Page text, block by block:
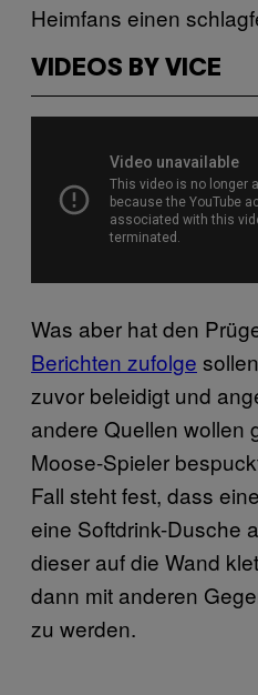
Heimfans einen
VIDEOS BY VICE
Was aber hat den
Berichten zufolge
zuvor beleidigt und
andere Quellen wollen
Moose-Spieler
Fall steht fest, dass
eine Softdrink-Dusche
dieser auf die Wand
dann mit anderen
zu werden.